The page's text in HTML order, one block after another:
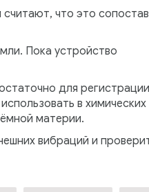
считают, что это
Пока устройство
для регистрации
в химических
материи.
вибраций и